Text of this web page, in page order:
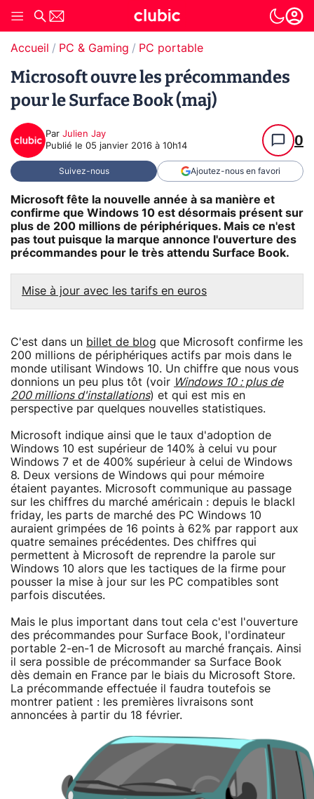
Accueil PC & Gaming PC portable
Microsoft ouvre les précommandes
pour le Surface Book (maj)
Par Julien Jay
Publié le 05 janvier 2016 à 10h14 0
Suivez-nous Ajoutez-nous en favori
Microsoft fête la nouvelle année à sa manière et
confirme que Windows 10 est désormais présent sur
plus de 200 millions de périphériques. Mais ce n'est
pas tout puisque la marque annonce l'ouverture des
précommandes pour le très attendu Surface Book.
Mise à jour avec les tarifs en euros
C'est dans un billet de blog que Microsoft confirme les
200 millions de périphériques actifs par mois dans le
monde utilisant Windows 10. Un chiffre que nous vous
donnions un peu plus tôt (voir Windows 10 : plus de
200 millions d'installations) et qui est mis en
perspective par quelques nouvelles statistiques.
Microsoft indique ainsi que le taux d'adoption de
Windows 10 est supérieur de 140% à celui vu pour
Windows 7 et de 400% supérieur à celui de Windows
8. Deux versions de Windows qui pour mémoire
étaient payantes. Microsoft communique au passage
sur les chiffres du marché américain : depuis le blackl
friday, les parts de marché des PC Windows 10
auraient grimpées de 16 points à 62% par rapport aux
quatre semaines précédentes. Des chiffres qui
permettent à Microsoft de reprendre la parole sur
Windows 10 alors que les tactiques de la firme pour
pousser la mise à jour sur les PC compatibles sont
parfois discutées.
Mais le plus important dans tout cela c'est l'ouverture
des précommandes pour Surface Book, l'ordinateur
portable 2-en-1 de Microsoft au marché français. Ainsi
il sera possible de précommander sa Surface Book
dès demain en France par le biais du Microsoft Store.
La précommande effectuée il faudra toutefois se
montrer patient : les premières livraisons sont
annoncées à partir du 18 février.